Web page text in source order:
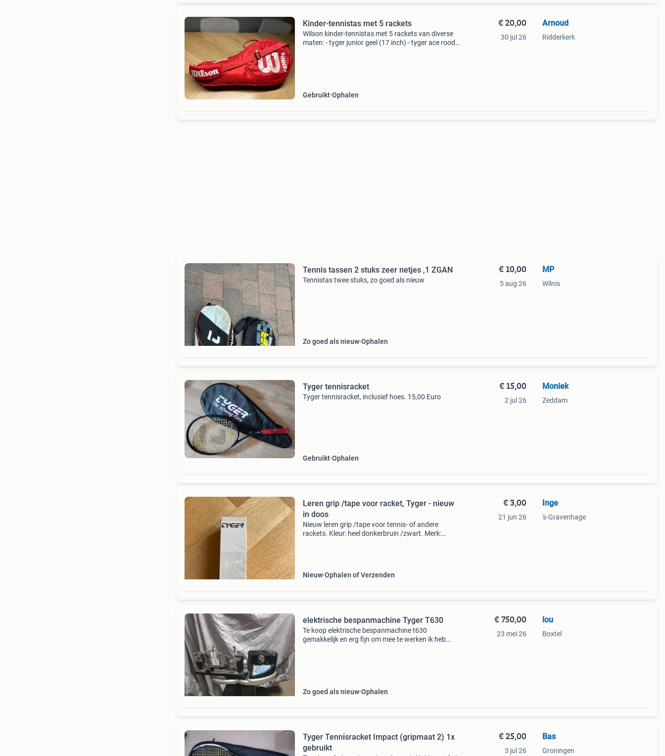
Kinder-tennistas met 5 rackets
Wilson kinder-tennistas met 5 rackets van diverse
maten: - tyger junior geel (17 inch) - tyger ace rood
Gebruikt Ophalen
€ 20,00
30 jul 26
Arnoud
Ridderkerk
Tennis tassen 2 stuks zeer netjes ,1 ZGAN
Tennistas twee stuks, zo goed als nieuw
Zo goed als nieuw Ophalen
€ 10,00
5 aug 26
MP
Wilnis
Tyger tennisracket
Tyger tennisracket, inclusief hoes. 15,00 Euro
Gebruikt Ophalen
€ 15,00
2 jul 26
Moniek
Zeddam
Leren grip /tape voor racket, Tyger - nieuw
in doos
Nieuw leren grip /tape voor tennis- of andere
rackets. Kleur: heel donkerbruin /zwart. Merk:
Nieuw Ophalen of Verzenden
€ 3,00
21 jun 26
Inge
's-Gravenhage
elektrische bespanmachine Tyger T630
Te koop elektrische bespanmachine t630
gemakkelijk en erg fijn om mee te werken ik heb
Zo goed als nieuw Ophalen
€ 750,00
23 mei 26
lou
Boxtel
Tyger Tennisracket Impact (gripmaat 2) 1x
gebruikt
€ 25,00
3 jul 26
Bas
Groningen